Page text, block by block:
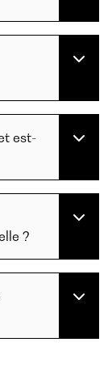
est-
?